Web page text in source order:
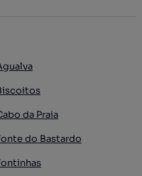
da Praia
do Bastardo